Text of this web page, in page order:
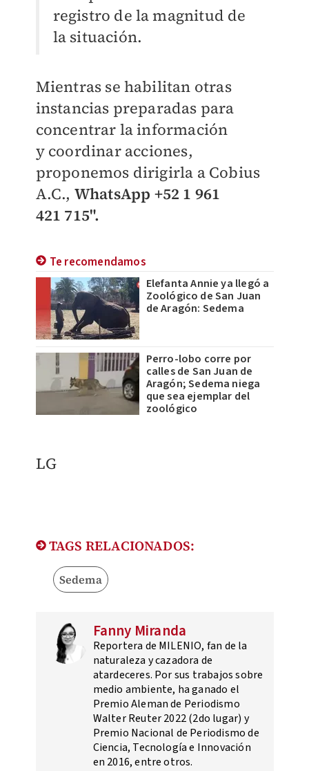
registro de la magnitud de
la situación.
Mientras se habilitan otras
instancias preparadas para
concentrar la información
y coordinar acciones,
proponemos dirigirla a Cobius
A.C., WhatsApp +52 1 961
421 715".
Te recomendamos
Elefanta Annie ya llegó a
Zoológico de San Juan
de Aragón: Sedema
Perro-lobo corre por
calles de San Juan de
Aragón; Sedema niega
que sea ejemplar del
zoológico
LG
TAGS RELACIONADOS:
Sedema
Fanny Miranda
Reportera de MILENIO, fan de la
naturaleza y cazadora de
atardeceres. Por sus trabajos sobre
medio ambiente, ha ganado el
Premio Aleman de Periodismo
Walter Reuter 2022 (2do lugar) y
Premio Nacional de Periodismo de
Ciencia, Tecnología e Innovación
en 2016, entre otros.